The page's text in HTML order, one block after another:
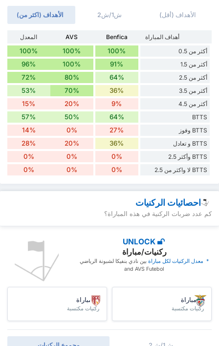
الأهداف (اكثر من) ش1/ش2 الأهداف (أقل)
أهداف المباراة Benfica
AVS
المعدل
أكثر من 0.5
100%
100%
100%
أكثر من 1.5 91%
100%
96%
أكثر من 2.5 64%
80%
72%
أكثر من 3.5 36%
70%
53%
أكثر من 4.5 9%
20%
15%
BTTS
64%
50%
57%
BTTS وفوز 27%
0%
14%
BTTS و تعادل 36%
20%
28%
BTTS وأكثر 2.5 0%
0%
0%
BTTS لا واكثر من 2.5 0%
0%
0%
احصائيات الركنيات
كم عدد ضربات الركنية في هذه المباراة؟
UNLOCK
ركنيات/مباراة
* ‏ ‏معدل الركنيات لكل مباراة‏بين نادي بنفيكا لشبونة الرياضي
and AVS Futebol
/مباراة
ركنيات مكتسبة
/مباراة
ركنيات مكتسبة